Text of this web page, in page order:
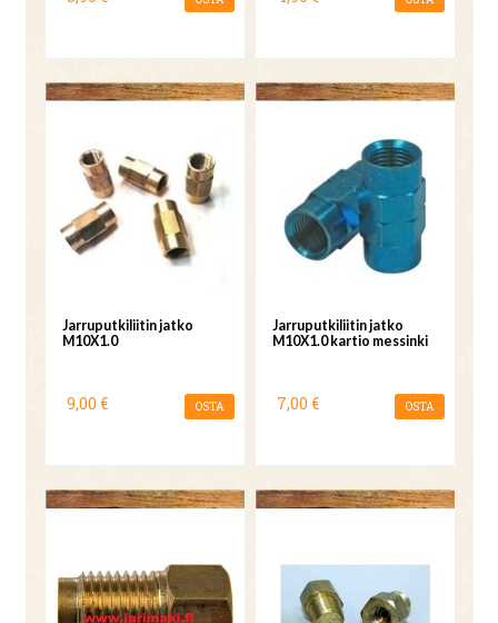
Jarruputkiliitin jatko
M10X1.0
9,00 € OSTA
Jarruputkiliitin jatko
M10X1.0 kartio messinki
7,00 € OSTA